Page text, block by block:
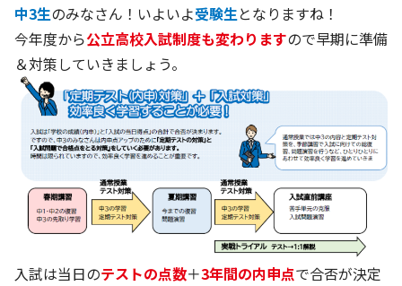
中3生のみなさん！いよいよ受験生となりますね！
今年度から公立高校入試制度も変わりますので早期に準備
＆対策していきましょう。
入試は当日のテストの点数＋3年間の内申点で合否が決定